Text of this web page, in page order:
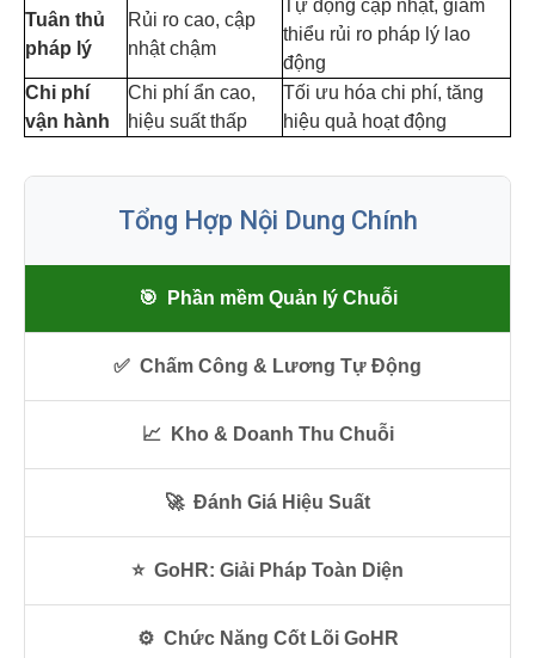
Tuân thủ
pháp lý
Rủi ro cao, cập
nhật chậm
Tự động cập nhật, giảm
thiểu rủi ro pháp lý lao
động
Chi phí
vận hành
Chi phí ẩn cao,
hiệu suất thấp
Tối ưu hóa chi phí, tăng
hiệu quả hoạt động
Tổng Hợp Nội Dung Chính
🎯 Phần mềm Quản lý Chuỗi
✅ Chấm Công & Lương Tự Động
📈 Kho & Doanh Thu Chuỗi
🚀 Đánh Giá Hiệu Suất
⭐ GoHR: Giải Pháp Toàn Diện
⚙️ Chức Năng Cốt Lõi GoHR